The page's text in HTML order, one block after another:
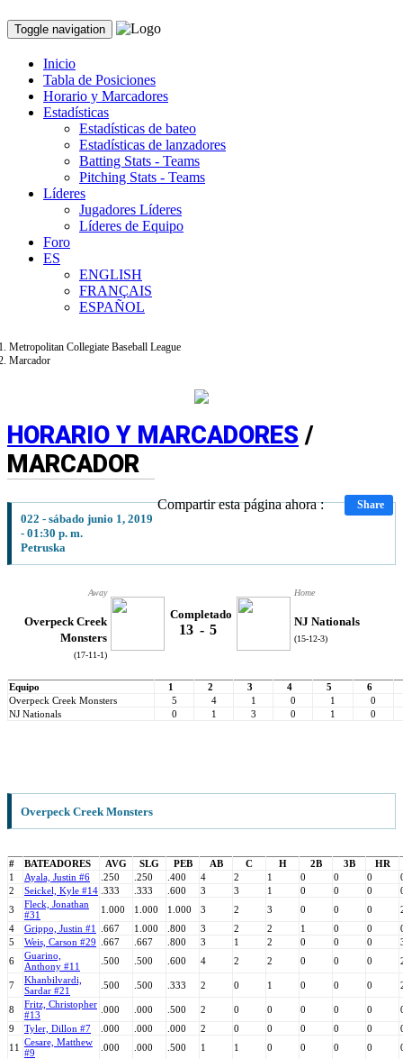
Toggle navigation
Inicio
Tabla de Posiciones
Horario y Marcadores
Estadísticas
Estadísticas de bateo
Estadísticas de lanzadores
Batting Stats - Teams
Pitching Stats - Teams
Líderes
Jugadores Líderes
Líderes de Equipo
Foro
ES
ENGLISH
FRANÇAIS
ESPAÑOL
Metropolitan Collegiate Baseball League
Marcador
HORARIO Y MARCADORES /
MARCADOR
Compartir esta página ahora : Share
022 - sábado junio 1, 2019
- 01:30 p. m.
Petruska
Away
Overpeck Creek
Monsters
(17-11-1)
Completado
13 - 5
Home
NJ Nationals
(15-12-3)
Equipo 1 2 3 4 5
6
Overpeck Creek Monsters
5 4 1 0 1
0
NJ Nationals
0 1 3 0 1 0
Overpeck Creek Monsters
# BATEADORES AVG SLG PEB AB C H 2B 3B
HR
1
Ayala, Justin #6 .250 .250 .400 4 2 1 0 0 0
2
Seickel, Kyle #14 .333 .333 .600 3 3 1 0 0 0
3
Fleck, Jonathan
#31
1.000 1.000 1.000 3 2 3 0 0 0
4
Grippo, Justin #1 .667 1.000 .800 3 2 2 1 0 0
5
Weis, Carson #29 .667 .667 .800 3 1 2 0 0 0
6
Guarino,
Anthony #11
.500 .500 .600 4 2 2 0 0 0
7
Khanbilvardi,
Sardar #21
.500 .500 .333 2 0 1 0 0 0
8
Fritz, Christopher
#13
.000 .000 .500 2 0 0 0 0 0
9
Tyler, Dillon #7 .000 .000 .000 2 0 0 0 0 0
11 Cesare, Matthew
#9
.000 .000 .500 1 1 0 0 0 0